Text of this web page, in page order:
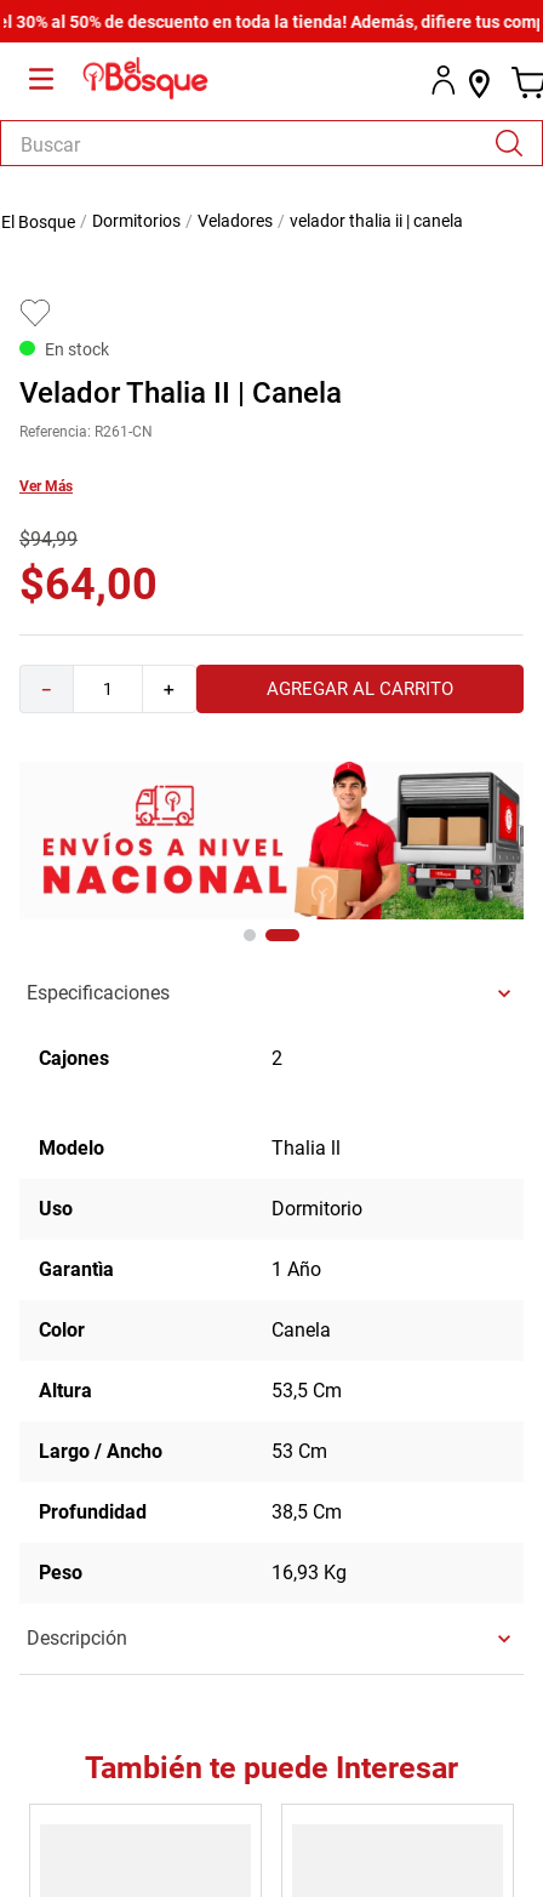
al 50% de descuento en toda la tienda! Además, difiere tus
Buscar
dormitorios veladores velador thalia ii | canela
En stock
Velador Thalia II | Canela
Referencia: R261-CN
Ver Más
$94,99
$64,00
＋
－ AGREGAR AL CARRITO
Especificaciones
Cajones 2
Modelo Thalia ll
Uso Dormitorio
Garantìa 1 Año
Color Canela
Altura 53,5 Cm
Largo / Ancho 53 Cm
Profundidad 38,5 Cm
Peso 16,93 Kg
Descripción
También te puede Interesar
1.
salas
3
4.
cómoda estilo
5.
zapatera
6.
cama
7.
armario lux
8
9.
havana master
10